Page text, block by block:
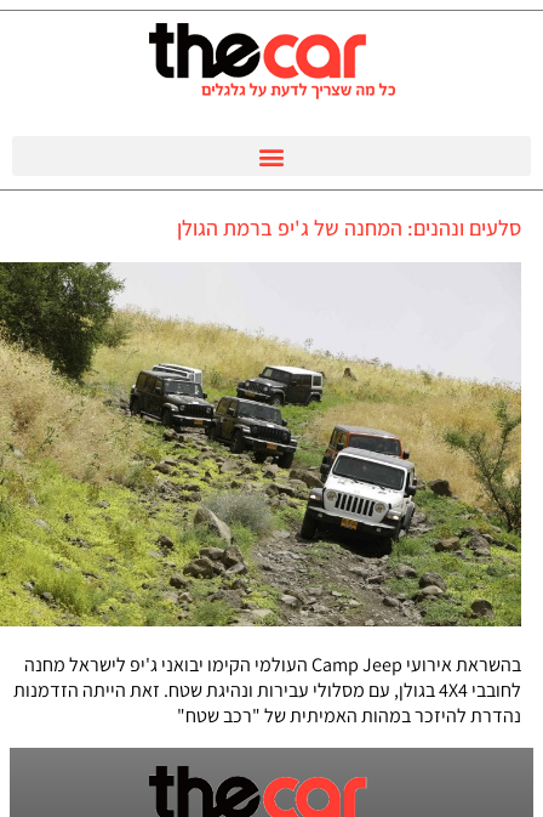
סלעים ונהנים: המחנה של ג'יפ ברמת הגולן
בהשראת אירועי Camp Jeep העולמי הקימו יבואני ג'יפ לישראל מחנה
לחובבי 4X4 בגולן, עם מסלולי עבירות ונהיגת שטח. זאת הייתה הזדמנות
נהדרת להיזכר במהות האמיתית של "רכב שטח"